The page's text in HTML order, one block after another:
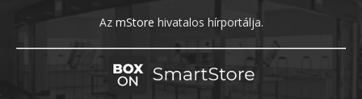
Az mStore hivatalos hírportálja.